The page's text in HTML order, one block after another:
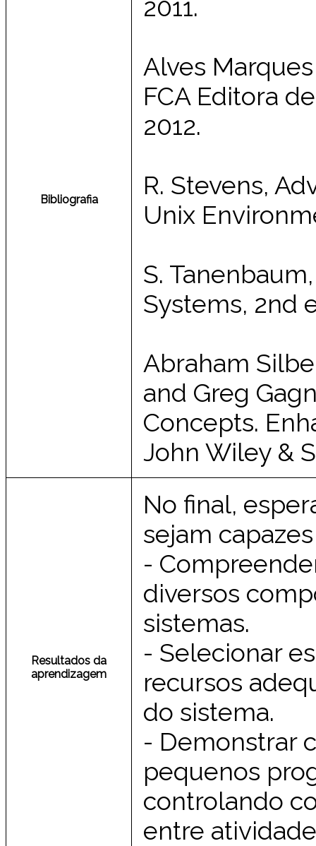
Bibliografia
2011.
Alves
FCA Editora
2012.
R. Stevens,
Unix
S.
Systems, 2nd
Abraham
and Greg
Concepts.
John Wiley &
Resultados da
aprendizagem
No final,
sejam
-
diversos
sistemas.
- Selecionar
recursos
do sistema.
- Demonstrar
pequenos
controlando
entre